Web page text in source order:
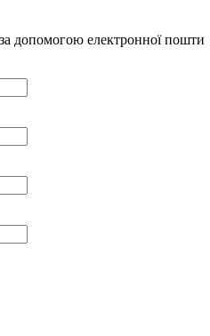
допомогою електронної пошти